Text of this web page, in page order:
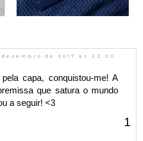
dezembro de 2017 às 22:20
capa, conquistou-me! A
que satura o mundo
a seguir! <3